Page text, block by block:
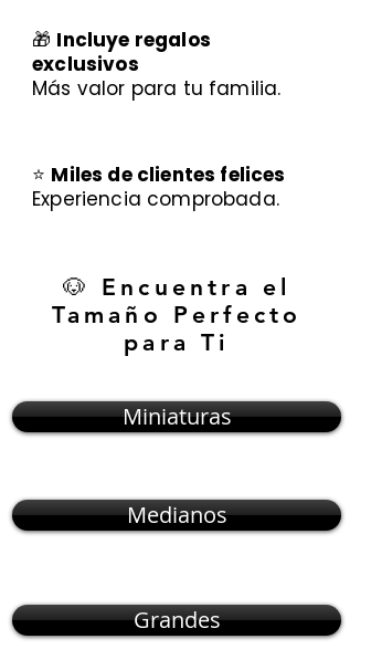
🎁 Incluye regalos
exclusivos
Más valor para tu familia.
⭐ Miles de clientes felices
Experiencia comprobada.
🐶 Encuentra el
Tamaño Perfecto
para Ti
Miniaturas
Medianos
Grandes